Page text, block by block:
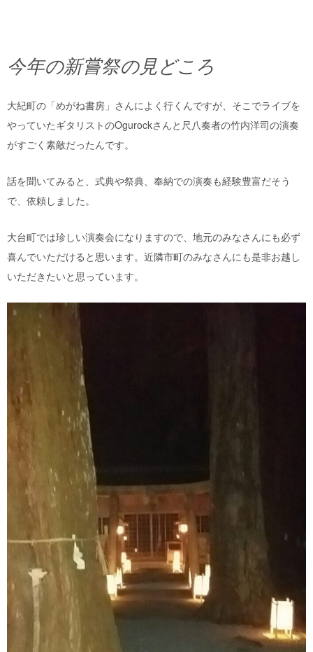
今年の新嘗祭の見どころ
大紀町の「めがね書房」さんによく行くんですが、そこでライブを
やっていたギタリストのOgurockさんと尺八奏者の竹内洋司の演奏
がすごく素敵だったんです。
話を聞いてみると、式典や祭典、奉納での演奏も経験豊富だそう
で、依頼しました。
大台町では珍しい演奏会になりますので、地元のみなさんにも必ず
喜んでいただけると思います。近隣市町のみなさんにも是非お越し
いただきたいと思っています。